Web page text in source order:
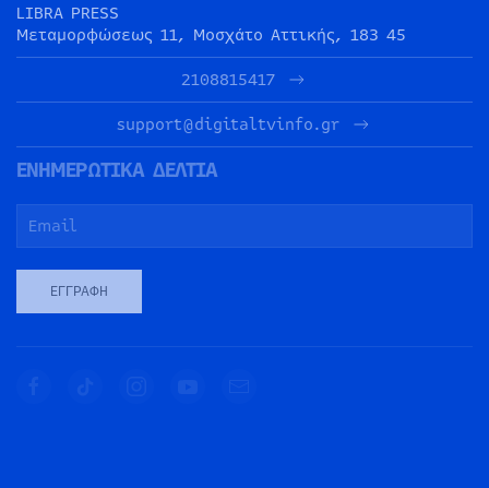
LIBRA PRESS
Μεταμορφώσεως 11, Μοσχάτο Αττικής, 183 45
2108815417
support@digitaltvinfo.gr
ΕΝΗΜΕΡΩΤΙΚΑ ΔΕΛΤΙΑ
ΕΓΓΡΑΦΉ